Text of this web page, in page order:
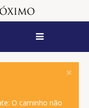
O caminho não